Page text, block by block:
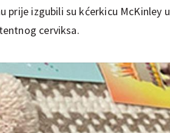
prije izgubili su kćerkicu McKinley
cerviksa.